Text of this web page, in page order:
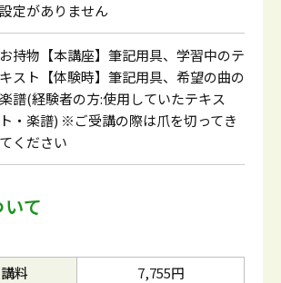
設定がありません
お持物【本講座】筆記用具、学習中のテ
キスト【体験時】筆記用具、希望の曲の
楽譜(経験者の方:使用していたテキス
ト・楽譜) ※ご受講の際は爪を切ってき
てください
て
料
7,755円